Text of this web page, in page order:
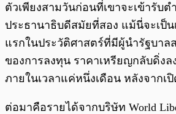
ตัวเพียงสามวันก่อนที่เขาจะเข้ารับต
ประธานาธิบดีสมัยที่สอง แม้นี่จะเป็
แรกในประวัติศาสตร์ที่มีผู้นำรัฐบา
ของการลงทุน ราคาเหรียญกลับดิ่งล
ภายในเวลาแค่หนึ่งเดือน หลังจากเ
ต่อมาคือรายได้จากบริษัท World